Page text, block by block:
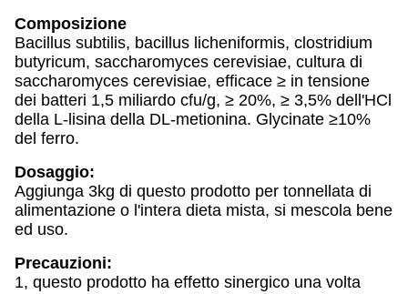
Composizione
Bacillus subtilis, bacillus licheniformis, clostridium
butyricum, saccharomyces cerevisiae, cultura di
saccharomyces cerevisiae, efficace ≥ in tensione
dei batteri 1,5 miliardo cfu/g, ≥ 20%, ≥ 3,5% dell'HCl
della L-lisina della DL-metionina. Glycinate ≥10%
del ferro.
Dosaggio:
Aggiunga 3kg di questo prodotto per tonnellata di
alimentazione o l'intera dieta mista, si mescola bene
ed uso.
Precauzioni:
1, questo prodotto ha effetto sinergico una volta